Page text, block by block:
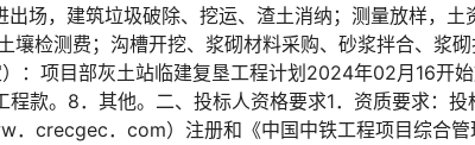
场，建筑垃圾破除、挖运、渣土消纳；测量放样，土
壤检测费；沟槽开挖、浆砌材料采购、砂浆拌合、浆砌
：项目部灰土站临建复垦工程计划2024年02月16开
款。8．其他。二、投标人资格要求1．资质要求：投
crecgec．com）注册和《中国中铁工程项目综合管